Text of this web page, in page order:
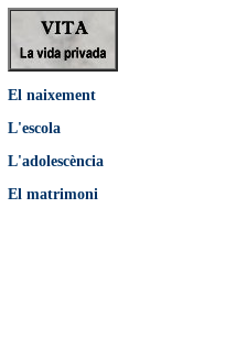
El naixement
L'escola
L'adolescència
El matrimoni